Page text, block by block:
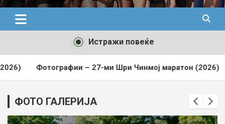
АК Шри Чинмој – Шри Чинмој
Маратон Тим®
Истражи повеќе
Фотографии – 27-ми Шри Чинмој маратон (2026)
ФОТО ГАЛЕРИЈА